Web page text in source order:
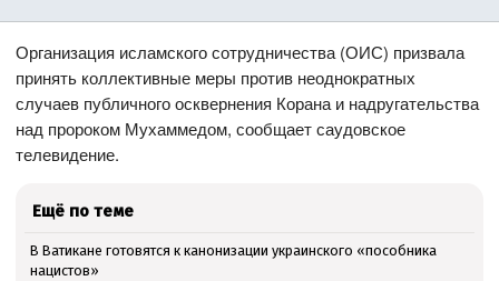
Организация исламского сотрудничества (ОИС) призвала
принять коллективные меры против неоднократных
случаев публичного осквернения Корана и надругательства
над пророком Мухаммедом, сообщает саудовское
телевидение.
Ещё по теме
В Ватикане готовятся к канонизации украинского «пособника
нацистов»